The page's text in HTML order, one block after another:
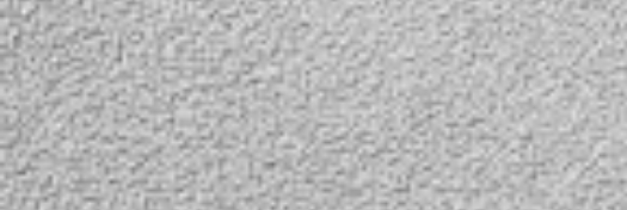
дальномер, до 600
метров, с функцией
измерения угла наклона и
скорости объекта,
производства компании
SNDWAY.
Но думаете, как же
убедиться в
оригинальности
лакокрасочного покрытия
без посещения сервиса,
ведь хотите точно знать,
какие детали
действительно новые, а
какие были
отремонтированы и
покрашены?